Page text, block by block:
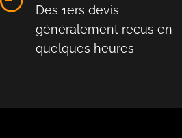
Des 1ers devis
généralement reçus en
quelques heures